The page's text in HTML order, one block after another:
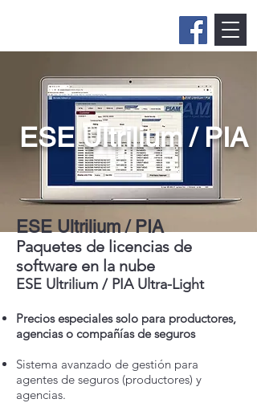
ESE Ultrilium / PIA
ESE Ultrilium / PIA
Paquetes de licencias de
software en la nube
ESE Ultrilium / PIA Ultra-Light
Precios especiales solo para productores,
agencias o compañías de seguros
Sistema avanzado de gestión para
agentes de seguros (productores) y
agencias.